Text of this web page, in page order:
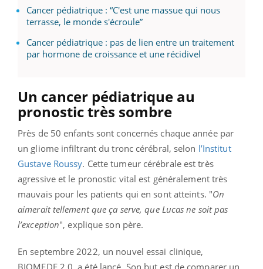
Cancer pédiatrique : “C'est une massue qui nous
terrasse, le monde s'écroule”
Cancer pédiatrique : pas de lien entre un traitement
par hormone de croissance et une récidivel
Un cancer pédiatrique au
pronostic très sombre
Près de 50 enfants sont concernés chaque année par
un gliome infiltrant du tronc cérébral, selon l’Institut
Gustave Roussy. Cette tumeur cérébrale est très
agressive et le pronostic vital est généralement très
mauvais pour les patients qui en sont atteints. "On
aimerait tellement que ça serve, que Lucas ne soit pas
l’exception", explique son père.
En septembre 2022, un nouvel essai clinique,
BIOMEDE 2.0, a été lancé. Son but est de comparer un